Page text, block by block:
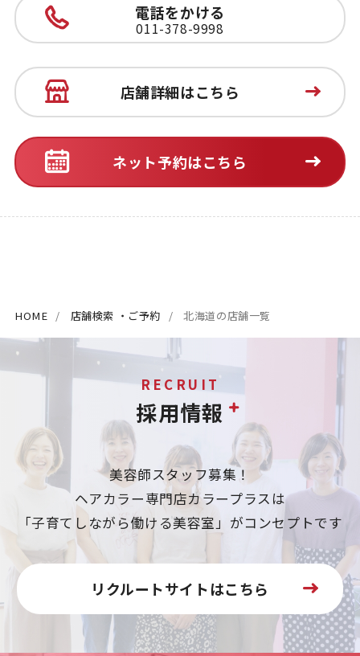
電話をかける
011-378-9998
店舗詳細はこちら
ネット予約はこちら
HOME 店舗検索 ・ご予約 北海道の店舗一覧
RECRUIT
採用情報
美容師スタッフ募集！
ヘアカラー専門店カラープラスは
「子育てしながら働ける美容室」がコンセプトです
リクルートサイトはこちら